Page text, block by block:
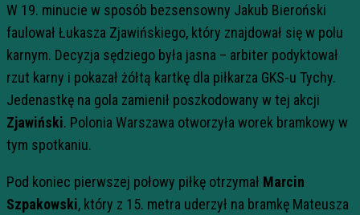
W 19. minucie w sposób bezsensowny Jakub Bieroński
faulował Łukasza Zjawińskiego, który znajdował się w polu
karnym. Decyzja sędziego była jasna – arbiter podyktował
rzut karny i pokazał żółtą kartkę dla piłkarza GKS-u Tychy.
Jedenastkę na gola zamienił poszkodowany w tej akcji
Zjawiński. Polonia Warszawa otworzyła worek bramkowy w
tym spotkaniu.
Pod koniec pierwszej połowy piłkę otrzymał Marcin
Szpakowski, który z 15. metra uderzył na bramkę Mateusza